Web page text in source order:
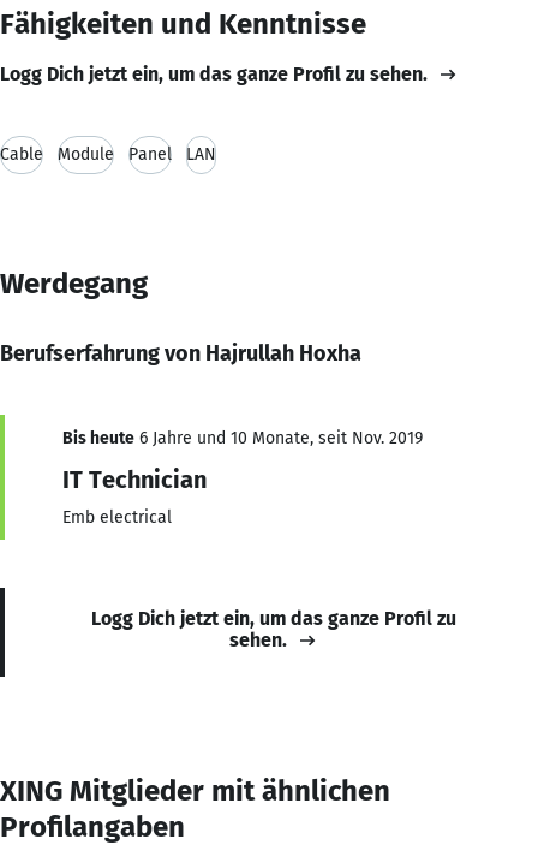
Fähigkeiten und Kenntnisse
Logg Dich jetzt ein, um das ganze Profil zu sehen.
Cable Module Panel LAN
Werdegang
Berufserfahrung von Hajrullah Hoxha
Bis heute 6 Jahre und 10 Monate, seit Nov. 2019
IT Technician
Emb electrical
Logg Dich jetzt ein, um das ganze Profil zu
sehen.
XING Mitglieder mit ähnlichen
Profilangaben